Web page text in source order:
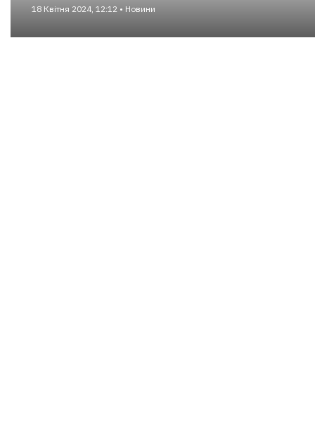
18 Квітня 2024, 12:12 • Новини